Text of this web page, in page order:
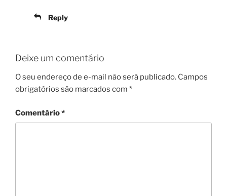
Reply
Deixe um comentário
O seu endereço de e-mail não será publicado. Campos
obrigatórios são marcados com *
Comentário*